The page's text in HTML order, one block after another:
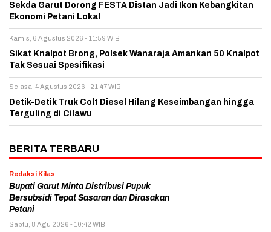
Sekda Garut Dorong FESTA Distan Jadi Ikon Kebangkitan
Ekonomi Petani Lokal
Kamis, 6 Agustus 2026 - 11:59 WIB
Sikat Knalpot Brong, Polsek Wanaraja Amankan 50 Knalpot
Tak Sesuai Spesifikasi
Selasa, 4 Agustus 2026 - 21:47 WIB
Detik-Detik Truk Colt Diesel Hilang Keseimbangan hingga
Terguling di Cilawu
BERITA TERBARU
Redaksi Kilas
Bupati Garut Minta Distribusi Pupuk
Bersubsidi Tepat Sasaran dan Dirasakan
Petani
Sabtu, 8 Agu 2026 - 10:42 WIB